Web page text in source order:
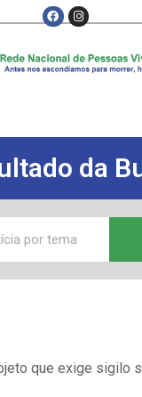
da
que exige sigilo